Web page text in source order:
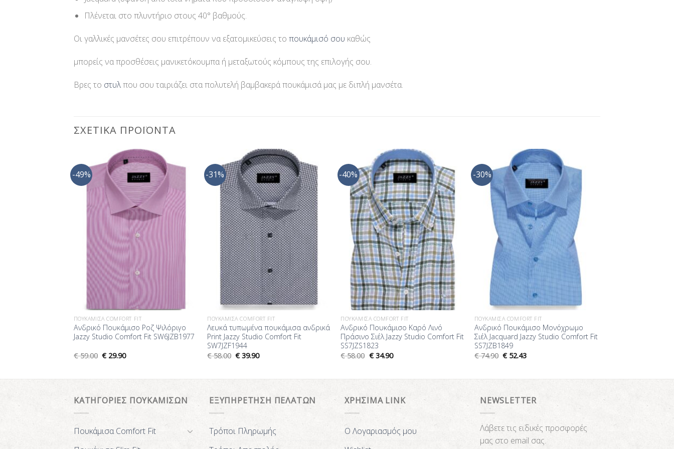
Πλένεται στο πλυντήριο στους 40° βαθμούς.
Οι γαλλικές μανσέτες σου επιτρέπουν να εξατομικεύσεις το πουκάμισό σου καθώς
μπορείς να προσθέσεις μανικετόκουμπα ή μεταξωτούς κόμπους της επιλογής σου.
Βρες το στυλπου σου ταιριάζει στα πολυτελή βαμβακερά πουκάμισά μας με διπλή μανσέτα.
ΣΧΕΤΙΚΆ ΠΡΟΪΌΝΤΑ
-49%
Προσθήκη
στη Λίστα
Επιθυμίας
ΠΟΥΚΆΜΙΣΑ COMFORT FIT
Ανδρικό Πουκάμισο Ροζ Ψιλόριγο
Jazzy Studio Comfort Fit SW6JZB1977
€59.00 €29.90
-31%
Προσθήκη
στη Λίστα
Επιθυμίας
ΠΟΥΚΆΜΙΣΑ COMFORT FIT
Λευκά τυπωμένα πουκάμισα ανδρικά
Print Jazzy Studio Comfort Fit
SW7JZF1944
€58.00 €39.90
-40%
Προσθήκη
στη Λίστα
Επιθυμίας
ΠΟΥΚΆΜΙΣΑ COMFORT FIT
Ανδρικό Πουκάμισο Καρό Λινό
Πράσινο Σιέλ Jazzy Studio Comfort Fit
SS7JZS1823
€58.00 €34.90
-30%
Επιθυμίας
ΠΟΥΚΆΜΙΣΑ COMFORT FIT
Ανδρικό Πουκάμισο Μονόχρωμο
Σιέλ Jacquard Jazzy Studio Comfort Fit
SS7JZB1849
€74.90 €52.43
ΚΑΤΗΓΟΡΙΕΣ ΠΟΥΚΑΜΙΣΩΝ
Πουκάμισα Comfort Fit
ΕΞΥΠΗΡΕΤΗΣΗ ΠΕΛΑΤΩΝ
Τρόποι Πληρωμής
ΧΡΗΣΙΜΑ LINK
Ο Λογαριασμός μου
NEWSLETTER
Λάβετε τις ειδικές προσφορές
μας στο email σας.